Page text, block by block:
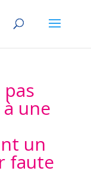
pas
une
un
faute